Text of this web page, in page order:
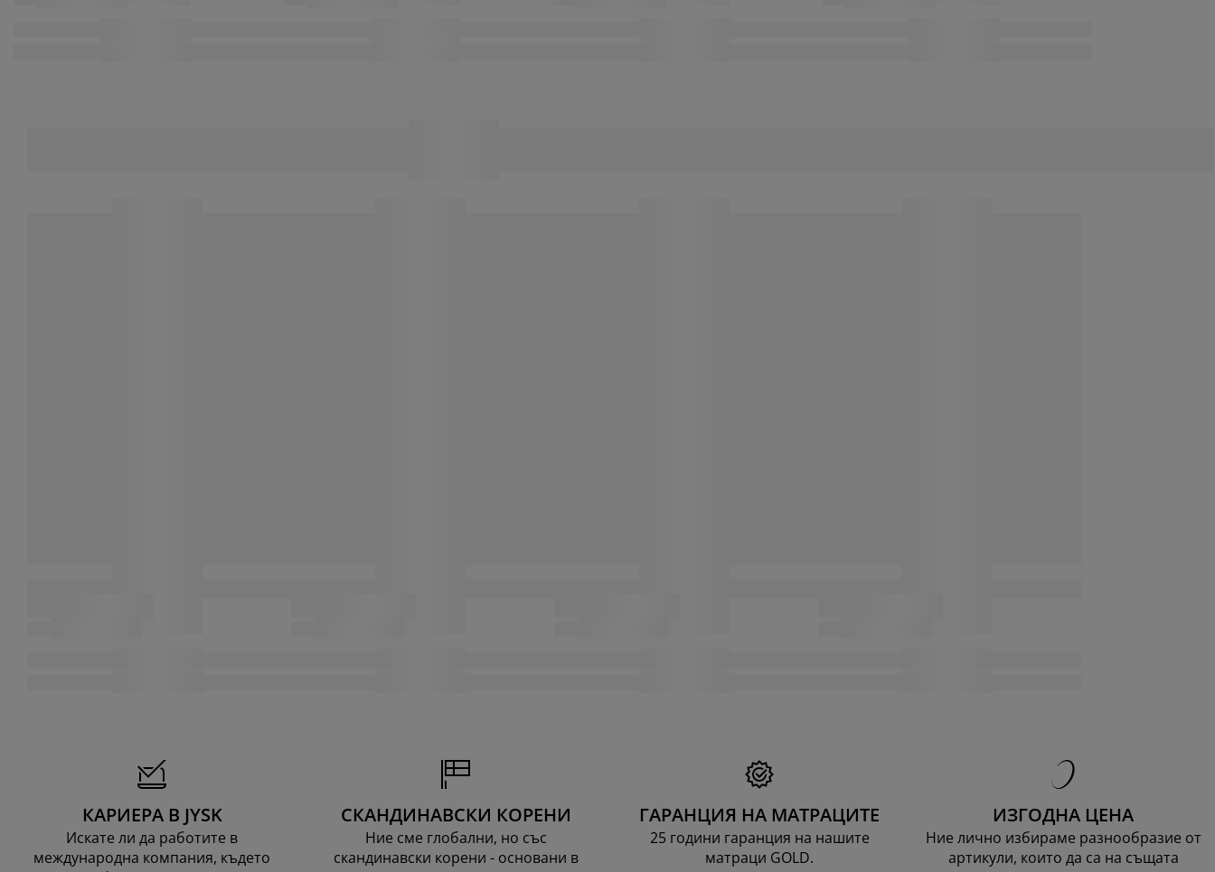
КАРИЕРА В JYSK
Искате ли да работите в
международна компания, където
СКАНДИНАВСКИ КОРЕНИ
Ние сме глобални, но със
скандинавски корени - основани в
ГАРАНЦИЯ НА МАТРАЦИТЕ
25 години гаранция на нашите
матраци GOLD.
ИЗГОДНА ЦЕНА
Ние лично избираме разнообразие от
артикули, които да са на същата